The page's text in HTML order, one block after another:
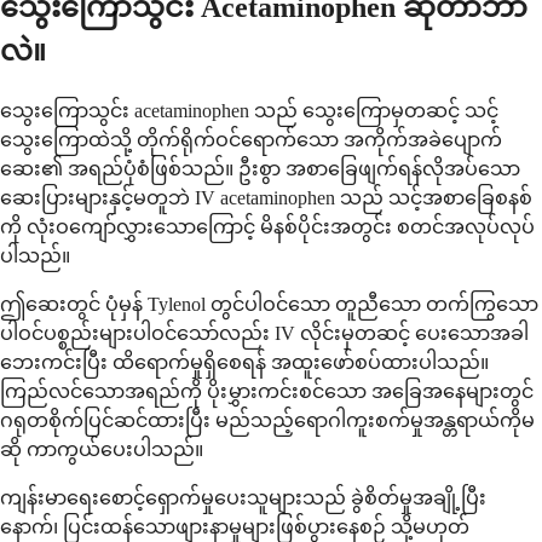
သွေးကြောသွင်း Acetaminophen ဆိုတာဘာ
လဲ။
သွေးကြောသွင်း acetaminophen သည် သွေးကြောမှတဆင့် သင့်
သွေးကြောထဲသို့ တိုက်ရိုက်ဝင်ရောက်သော အကိုက်အခဲပျောက်
ဆေး၏ အရည်ပုံစံဖြစ်သည်။ ဦးစွာ အစာခြေဖျက်ရန်လိုအပ်သော
ဆေးပြားများနှင့်မတူဘဲ IV acetaminophen သည် သင့်အစာခြေစနစ်
ကို လုံးဝကျော်လွှားသောကြောင့် မိနစ်ပိုင်းအတွင်း စတင်အလုပ်လုပ်
ပါသည်။
ဤဆေးတွင် ပုံမှန် Tylenol တွင်ပါဝင်သော တူညီသော တက်ကြွသော
ပါဝင်ပစ္စည်းများပါဝင်သော်လည်း IV လိုင်းမှတဆင့် ပေးသောအခါ
ဘေးကင်းပြီး ထိရောက်မှုရှိစေရန် အထူးဖော်စပ်ထားပါသည်။
ကြည်လင်သောအရည်ကို ပိုးမွှားကင်းစင်သော အခြေအနေများတွင်
ဂရုတစိုက်ပြင်ဆင်ထားပြီး မည်သည့်ရောဂါကူးစက်မှုအန္တရာယ်ကိုမ
ဆို ကာကွယ်ပေးပါသည်။
ကျန်းမာရေးစောင့်ရှောက်မှုပေးသူများသည် ခွဲစိတ်မှုအချို့ပြီး
နောက်၊ ပြင်းထန်သောဖျားနာမှုများဖြစ်ပွားနေစဉ် သို့မဟုတ်